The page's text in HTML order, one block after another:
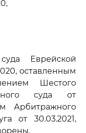
Еврейской
оставленным
Шестого
суда от
Арбитражного
от 30.03.2021,